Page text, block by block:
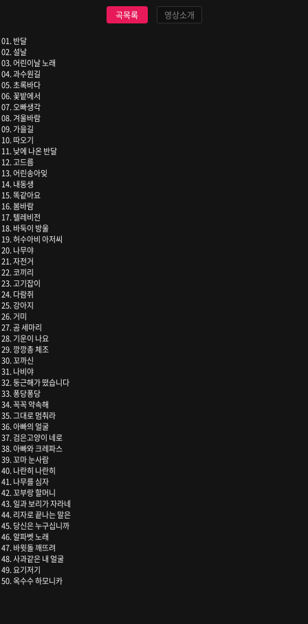
곡목록 영상소개
01. 반달
02. 설날
03. 어린이날 노래
04. 과수원길
05. 초록바다
06. 꽃밭에서
07. 오빠생각
08. 겨울바람
09. 가을길
10. 따오기
11. 낮에 나온 반달
12. 고드름
13. 어린송아잊
14. 내동생
15. 똑같아요
16. 봄바람
17. 텔레비전
18. 바둑이 방울
19. 허수아비 아저씨
20. 나무야
21. 자전거
22. 코끼리
23. 고기잡이
24. 다람쥐
25. 강아지
26. 거미
27. 곰 세마리
28. 기운이 나요
29. 깡깡총 체조
30. 꼬까신
31. 나비야
32. 둥근해가 떴습니다
33. 퐁당퐁당
34. 꼭꼭 약속해
35. 그대로 멈춰라
36. 아빠의 얼굴
37. 검은고양이 네로
38. 아빠와 크레파스
39. 꼬마 눈사람
40. 나란히 나란히
41. 나무를 심자
42. 꼬부랑 할머니
43. 일과 보리가 자라네
44. 리자로 끝나는 말은
45. 당신은 누구십니까
46. 알파벳 노래
47. 바윗돌 깨뜨려
48. 사과같은 내 얼굴
49. 요기저기
50. 옥수수 하모니카